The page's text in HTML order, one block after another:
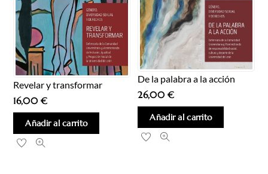
Revelar y transformar
16,00€
Añadir al carrito
De la palabra a la acción
26,00€
Añadir al carrito